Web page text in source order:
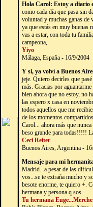
Hola Carol: Estoy a diario
como cada día que pasa sin
voluntad y muchas ganas de
ya que estás en muy buenas
vas a estar, con toda tu
campeona,
Yiyo
Málaga, España - 16/9/2004
Y si, ya volví a Buenos
jeje. Quiero decirles que
más. Gracias por
bien ahora que no estoy, no
las espero x casa en
todos aquellos que me
de los momentos
Carol... ahora más que
beso grande para todas!!!!!
Ceci Reiter
Buenos Aires, Argentina -
Mensaje para mi
Madrid...a pesar de las
vos...se te extraña mucho y
besote enorme, te quiero +.
hermana y persona q sos.
Tu hermana Euge...Merche